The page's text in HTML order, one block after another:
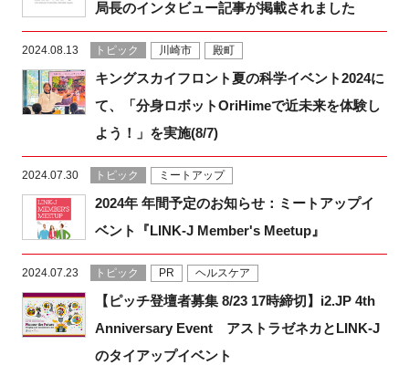
局長のインタビュー記事が掲載されました
2024.08.13 トピック 川崎市 殿町
キングスカイフロント夏の科学イベント2024に
て、「分身ロボットOriHimeで近未来を体験し
よう！」を実施(8/7)
2024.07.30 トピック ミートアップ
2024年 年間予定のお知らせ：ミートアップイ
ベント『LINK-J Member's Meetup』
2024.07.23 トピック PR ヘルスケア
【ピッチ登壇者募集 8/23 17時締切】i2.JP 4th
Anniversary Event アストラゼネカとLINK-J
のタイアップイベント